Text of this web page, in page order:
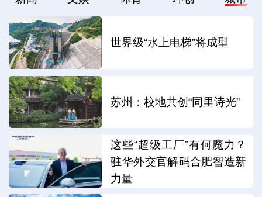
世界级“水上电梯”将成型
苏州：校地共创“同里诗光”
这些“超级工厂”有何魔力？
驻华外交官解码合肥智造新
力量